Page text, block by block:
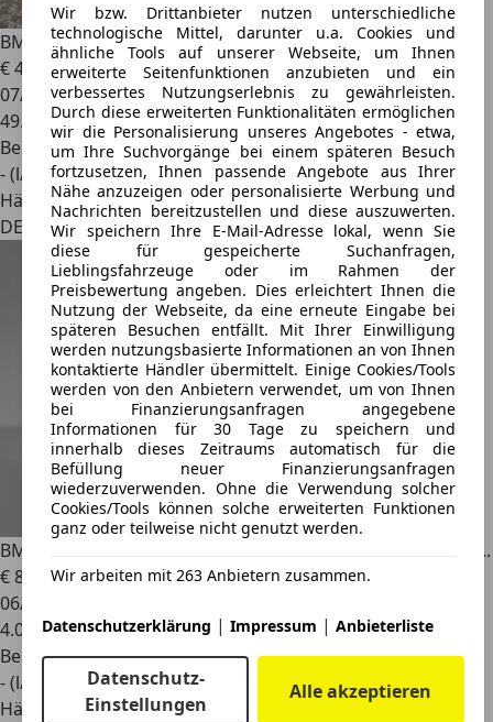
Wir bzw. Drittanbieter nutzen unterschiedliche
technologische Mittel, darunter u.a. Cookies und
ähnliche Tools auf unserer Webseite, um Ihnen
erweiterte Seitenfunktionen anzubieten und ein
verbessertes Nutzungserlebnis zu gewährleisten.
Durch diese erweiterten Funktionalitäten ermöglichen
wir die Personalisierung unseres Angebotes - etwa,
um Ihre Suchvorgänge bei einem späteren Besuch
fortzusetzen, Ihnen passende Angebote aus Ihrer
Nähe anzuzeigen oder personalisierte Werbung und
Nachrichten bereitzustellen und diese auszuwerten.
Wir speichern Ihre E-Mail-Adresse lokal, wenn Sie
diese für gespeicherte Suchanfragen,
Lieblingsfahrzeuge oder im Rahmen der
Preisbewertung angeben. Dies erleichtert Ihnen die
Nutzung der Webseite, da eine erneute Eingabe bei
späteren Besuchen entfällt. Mit Ihrer Einwilligung
werden nutzungsbasierte Informationen an von Ihnen
kontaktierte Händler übermittelt. Einige Cookies/Tools
werden von den Anbietern verwendet, um von Ihnen
bei Finanzierungsanfragen angegebene
Informationen für 30 Tage zu speichern und
innerhalb dieses Zeitraums automatisch für die
Befüllung neuer Finanzierungsanfragen
wiederzuverwenden. Ohne die Verwendung solcher
Cookies/Tools können solche erweiterten Funktionen
ganz oder teilweise nicht genutzt werden.
Wir arbeiten mit 263 Anbietern zusammen.
Datenschutzerklärung | Impressum | Anbieterliste
Datenschutz-
Einstellungen
Alle akzeptieren
BMW M3Lim 6 Gang, Navi, Leder, LED
€ 42.899
07/2015
49.750 km
Benzin
- (l/100 km)
Händler
DE 12277
BMW M3
Competition 3.0 TFSI 8-Gang M Steptronic Sport ...
€ 86.3901
06/2026
4.050 km
Benzin
- (l/100 km)
Händler